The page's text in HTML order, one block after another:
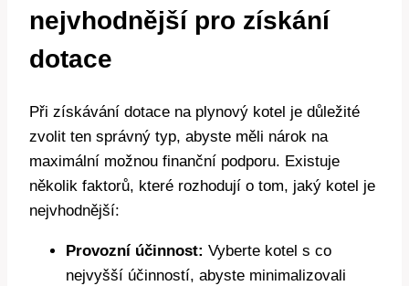
nejvhodnější pro získání
dotace
Při získávání dotace na plynový kotel je důležité
zvolit ten správný typ, abyste měli nárok na
maximální možnou finanční podporu. Existuje
několik faktorů, které rozhodují o tom, jaký kotel je
nejvhodnější:
Provozní účinnost: Vyberte kotel s co
nejvyšší účinností, abyste minimalizovali